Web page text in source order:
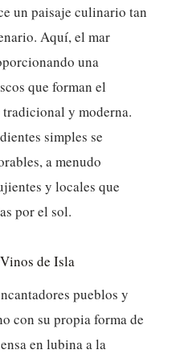
un paisaje culinario tan
Aquí, el mar
una
que forman el
y moderna.
simples se
a menudo
y locales que
por el sol.
de Isla
pueblos y
con su propia forma de
en lubina a la